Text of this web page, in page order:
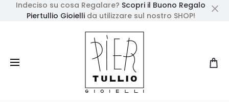
Indeciso su cosa Regalare? Scopri il Buono Regalo
Piertullio Gioiellida utilizzare sul nostro SHOP!